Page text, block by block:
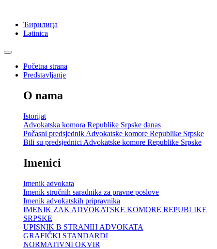
Ћирилица
Latinica
Početna strana
Predstavljanje
O nama
Istorijat
Advokatska komora Republike Srpske danas
Počasni predsjednik Advokatske komore Republike Srpske
Bili su predsjednici Advokatske komore Republike Srpske
Imenici
Imenik advokata
Imenik stručnih saradnika za pravne poslove
Imenik advokatskih pripravnika
IMENIK ZAK ADVOKATSKE KOMORE REPUBLIKE
SRPSKE
UPISNIK B STRANIH ADVOKATA
GRAFIČKI STANDARDI
NORMATIVNI OKVIR